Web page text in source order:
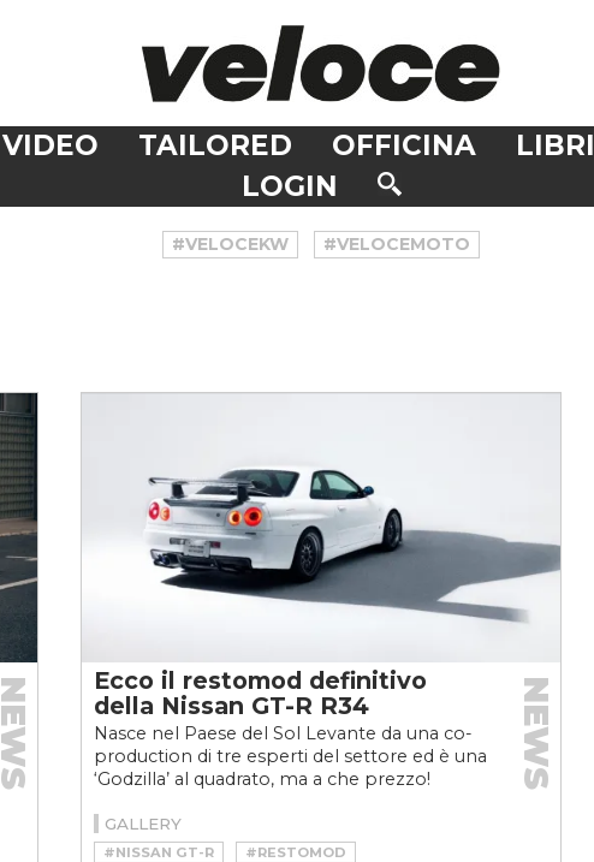
VIDEO TAILORED OFFICINA LIBRI
LOGIN
#VELOCEKW #VELOCEMOTO
NEWS
Ecco il restomod definitivo
della Nissan GT-R R34
Nasce nel Paese del Sol Levante da una co-
production di tre esperti del settore ed è una
‘Godzilla’ al quadrato, ma a che prezzo!
NEWS
GALLERY
#NISSAN GT-R
#RESTOMOD